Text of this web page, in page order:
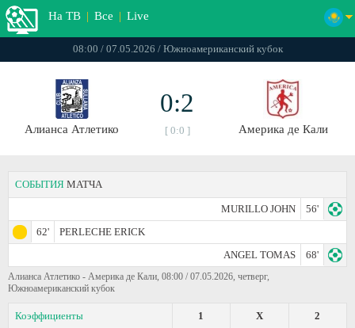
На ТВ | Все | Live
08:00 / 07.05.2026 / Южноамериканский кубок
Алианса Атлетико
0:2
[ 0:0 ] Америка де Кали
СОБЫТИЯ МАТЧА
MURILLO JOHN
56'
62'
PERLECHE ERICK
ANGEL TOMAS
68'
Алианса Атлетико - Америка де Кали, 08:00 / 07.05.2026, четверг,
Южноамериканский кубок
Коэффициенты 2
X
1